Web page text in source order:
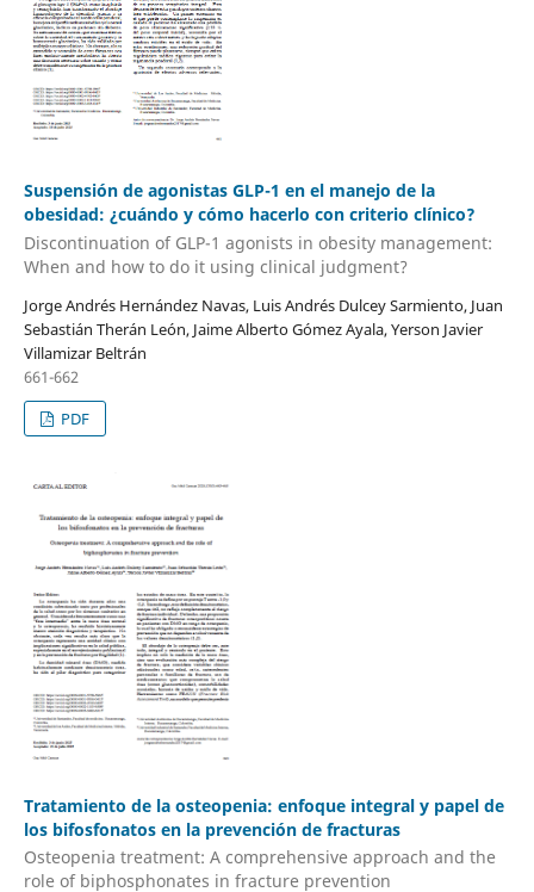
Suspensión de agonistas GLP-1 en el manejo de la
obesidad: ¿cuándo y cómo hacerlo con criterio clínico?
Discontinuation of GLP-1 agonists in obesity management:
When and how to do it using clinical judgment?
Jorge Andrés Hernández Navas, Luis Andrés Dulcey Sarmiento, Juan
Sebastián Therán León, Jaime Alberto Gómez Ayala, Yerson Javier
Villamizar Beltrán
661-662
PDF
Tratamiento de la osteopenia: enfoque integral y papel de
los bifosfonatos en la prevención de fracturas
Osteopenia treatment: A comprehensive approach and the
role of biphosphonates in fracture prevention